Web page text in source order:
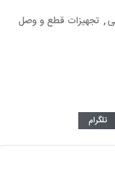
, تجهیزات قطع و وصل
تلگرام